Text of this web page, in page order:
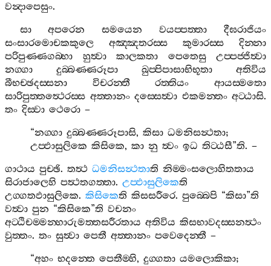
වන්‍දාපෙසුං.
සා
අපරෙන සමයෙන වයප‍්පත‍්තා
දීඝරාජියං
සංසාරමොචකකුලෙ
අඤ‍්ඤතරස‍්ස කුමාරස‍්ස
දින‍්නා
පරිපුණ‍්ණගබ‍්භා
හුත්‍වා කාලකතා පෙතෙසු
උප‍්පජ‍්ජිත්‍වා
නග‍්ගා
දුබ‍්බණ‍්ණරූපා ඛුප‍්පිපාසාභිභූතා
අතිවිය
බීභච‍්ඡදස‍්සනා
විචරන‍්තී රත‍්තියං
ආයස‍්මතො
සාරිපුත‍්තත්‍ථෙරස‍්ස අත‍්තානං දස‍්සෙත්‍වා එකමන‍්තං අට‍්ඨාසි.
තං දිස‍්වා ථෙරො –
“නග‍්ගා දුබ‍්බණ‍්ණරූපාසි,කිසා ධමනිසන්‍ථතා;
උප‍්ඵාසුලිකෙ කිසිකෙ,කා නු ත්‍වං ඉධ තිට‍්ඨසී”ති. –
ගාථාය පුච‍්ඡි. තත්‍ථ ධමනිසන්‍ථතාති නිම‍්මංසලොහිතතාය
සිරාජාලෙහි පත්‍ථතගත‍්තා. උප‍්ඵාසුලිකෙති
උග‍්ගතඵාසුලිකෙ. කිසිකෙති කිසසරීරෙ. පුබ‍්බෙපි “කිසා”ති
වත්‍වා පුන “කිසිකෙ”ති වචනං
අට‍්ඨිචම‍්මන‍්හාරුමත‍්තසරීරතාය අතිවිය කිසභාවදස‍්සනත්‍ථං
වුත‍්තං. තං සුත්‍වා පෙතී අත‍්තානං පවෙදෙන‍්තී –
“අහං භදන‍්තෙ පෙතීම‍්හි,දුග‍්ගතා යමලොකිකා;